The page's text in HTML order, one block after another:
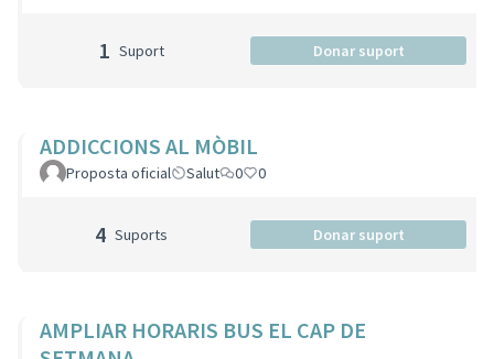
1 Suport Donar suport
ADDICCIONS AL MÒBIL
Proposta oficial Salut 0 0
4 Suports Donar suport
AMPLIAR HORARIS BUS EL CAP DE